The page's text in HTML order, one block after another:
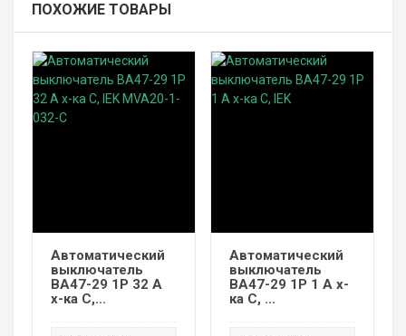
ПОХОЖИЕ ТОВАРЫ
Автоматический
выключатель
ВА47-29 1P 32 А
х-ка C,...
Автоматический
выключатель
ВА47-29 1P 1 А х-
ка C, ...